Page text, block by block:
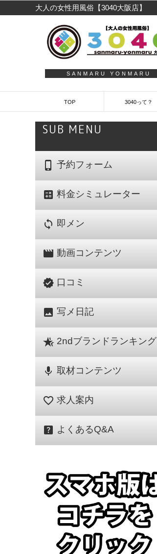
大人の女性用風俗【3040大阪店】
SANMARU YONMARU
TOP 3040って？
SUB MENU
phone_iphone 予約フォーム
calculate 料金シミュレーター
sync 即メン
movie 動画コンテンツ
verified 口コミ
image 写メ日記
hotel_class 2ndブランドランキング
mic 取材コンテンツ
favorite_border 求人案内
help_center よくあるQ&A